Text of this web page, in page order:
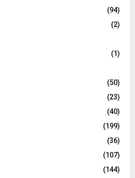
(94)
(2)
(1)
(50)
(23)
(40)
(199)
(36)
(107)
(144)